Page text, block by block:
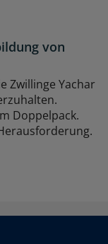
von
Zwillinge Yachar
Doppelpack.